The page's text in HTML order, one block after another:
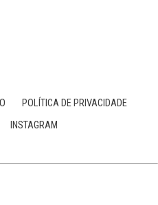
POLÍTICA DE PRIVACIDADE
INSTAGRAM